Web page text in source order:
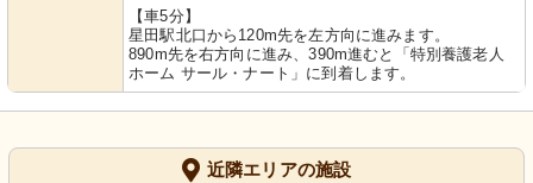
【車5分】
星田駅北口から120m先を左方向に進みます。
890m先を右方向に進み、390m進むと「特別養護老人
ホーム サール・ナート」に到着します。
近隣エリアの施設